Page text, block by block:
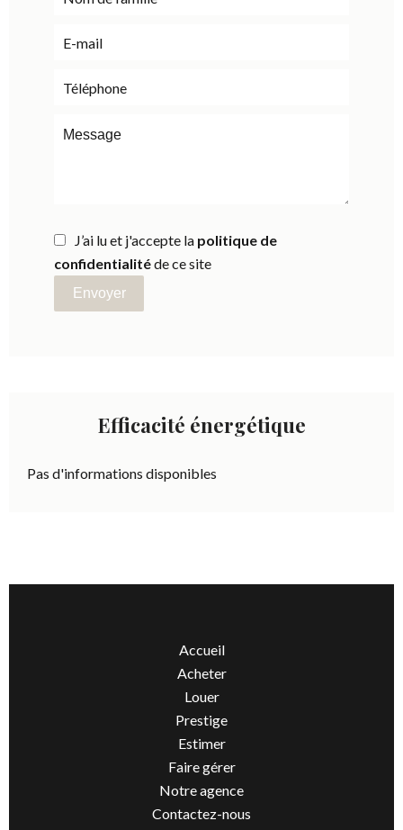
J’ai lu et j'accepte la politique de
confidentialitéde ce site
Envoyer
Efficacité énergétique
Pas d'informations disponibles
Accueil
Acheter
Louer
Prestige
Estimer
Faire gérer
Notre agence
Contactez-nous